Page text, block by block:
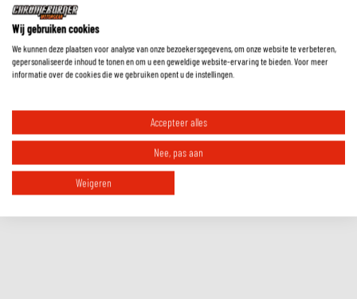
Wat houden de verschillende levels in bij de protectie van een kledingstuk?
Wat houdt het in als een kledingstuk is voorbereid op protectie?
Waar moet je op letten met betrekking tot de pasvorm bij het aanschaffen
Wij gebruiken cookies
We kunnen deze plaatsen voor analyse van onze bezoekersgegevens, om onze website te verbeteren,
gepersonaliseerde inhoud te tonen en om u een geweldige website-ervaring te bieden. Voor meer
informatie over de cookies die we gebruiken opent u de instellingen.
Accepteer alles
Nee, pas aan
Weigeren